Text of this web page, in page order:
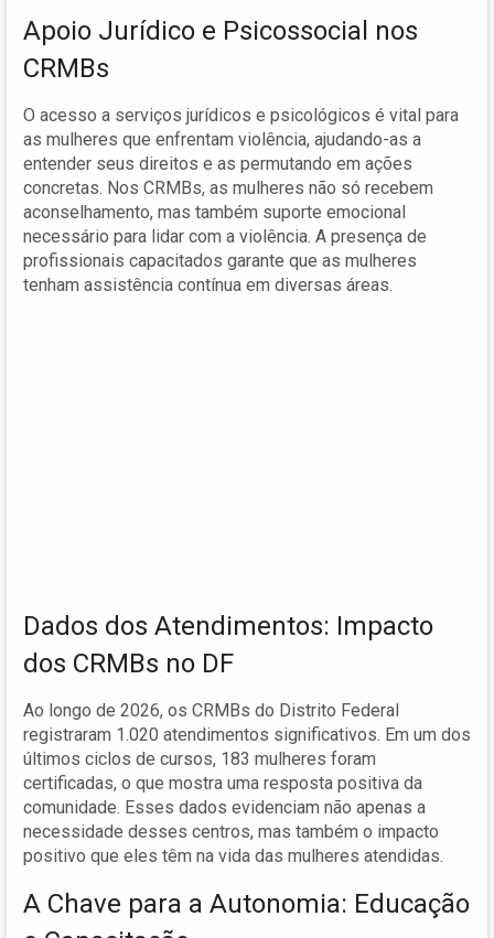
Apoio Jurídico e Psicossocial nos
CRMBs
O acesso a serviços jurídicos e psicológicos é vital para
as mulheres que enfrentam violência, ajudando-as a
entender seus direitos e as permutando em ações
concretas. Nos CRMBs, as mulheres não só recebem
aconselhamento, mas também suporte emocional
necessário para lidar com a violência. A presença de
profissionais capacitados garante que as mulheres
tenham assistência contínua em diversas áreas.
Dados dos Atendimentos: Impacto
dos CRMBs no DF
Ao longo de 2026, os CRMBs do Distrito Federal
registraram 1.020 atendimentos significativos. Em um dos
últimos ciclos de cursos, 183 mulheres foram
certificadas, o que mostra uma resposta positiva da
comunidade. Esses dados evidenciam não apenas a
necessidade desses centros, mas também o impacto
positivo que eles têm na vida das mulheres atendidas.
A Chave para a Autonomia: Educação